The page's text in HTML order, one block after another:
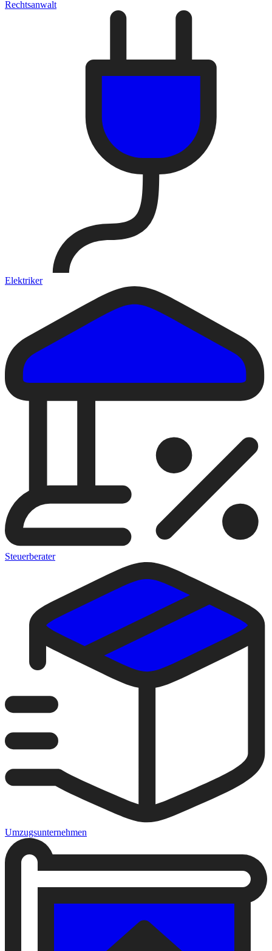
Rechtsanwalt
Elektriker
Steuerberater
Umzugsunternehmen